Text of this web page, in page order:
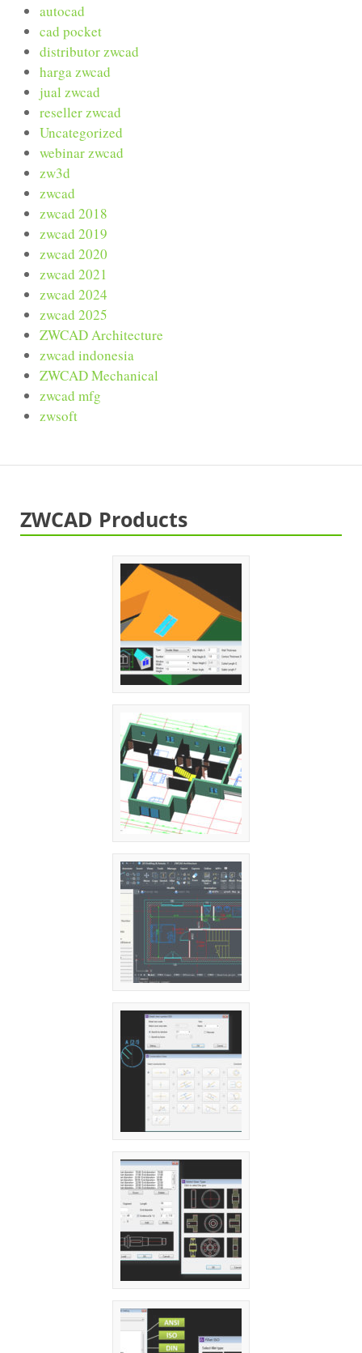
autocad
cad pocket
distributor zwcad
harga zwcad
jual zwcad
reseller zwcad
Uncategorized
webinar zwcad
zw3d
zwcad
zwcad 2018
zwcad 2019
zwcad 2020
zwcad 2021
zwcad 2024
zwcad 2025
ZWCAD Architecture
zwcad indonesia
ZWCAD Mechanical
zwcad mfg
zwsoft
ZWCAD Products